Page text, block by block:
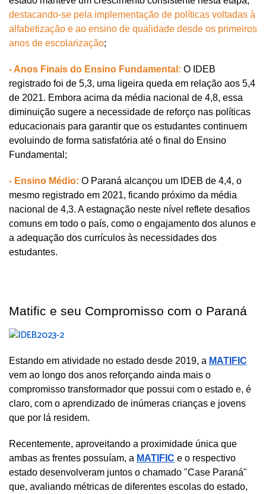
destacando-se pela implementação de políticas voltadas à
alfabetização e ao ensino de qualidade desde os primeiros
anos de escolarização;
- Anos Finais do Ensino Fundamental: O IDEB
registrado foi de 5,3, uma ligeira queda em relação aos 5,4
de 2021. Embora acima da média nacional de 4,8, essa
diminuição sugere a necessidade de reforço nas políticas
educacionais para garantir que os estudantes continuem
evoluindo de forma satisfatória até o final do Ensino
Fundamental;
- Ensino Médio: O Paraná alcançou um IDEB de 4,4, o
mesmo registrado em 2021, ficando próximo da média
nacional de 4,3. A estagnação neste nível reflete desafios
comuns em todo o país, como o engajamento dos alunos e
a adequação dos currículos às necessidades dos
estudantes.
Matific e seu Compromisso com o Paraná
Estando em atividade no estado desde 2019, a MATIFIC
vem ao longo dos anos reforçando ainda mais o
compromisso transformador que possui com o estado e, é
claro, com o aprendizado de inúmeras crianças e jovens
que por lá residem.
Recentemente, aproveitando a proximidade única que
ambas as frentes possuíam, a MATIFIC e o respectivo
estado desenvolveram juntos o chamado "Case Paraná"
que, avaliando métricas de diferentes escolas do estado,